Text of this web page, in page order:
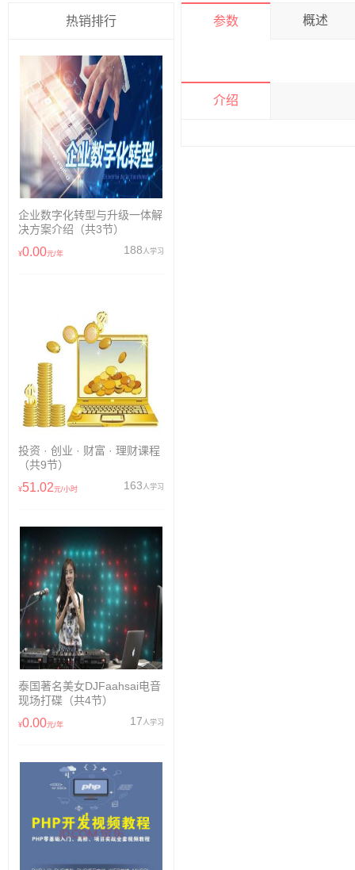
热销排行
企业数字化转型与升级一体解
决方案介绍（共3节）
¥0.00元/年 188人学习
投资 · 创业 · 财富 · 理财课程
（共9节）
¥51.02元/小时 163人学习
泰国著名美女DJFaahsai电音
现场打碟（共4节）
¥0.00元/年 17人学习
参数 概述
介绍